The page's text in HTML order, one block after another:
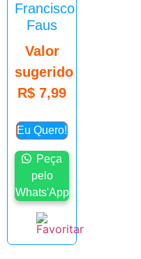
Francisco
Faus
Valor
sugerido
R$ 7,99
Eu Quero!
Peça
pelo
Whats'App